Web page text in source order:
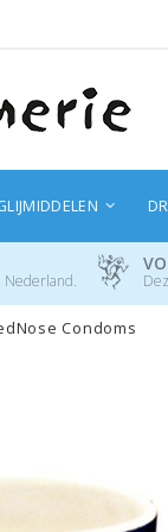
Nederland.
Condoms